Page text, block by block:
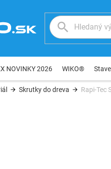
NOVINKY 2026 WIKO®
Skrutky do dreva Rapi-Tec